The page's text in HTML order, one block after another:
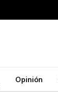
Opinión